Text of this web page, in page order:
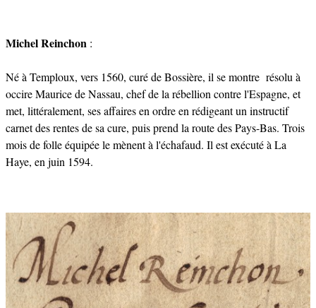
Michel Reinchon :
Né à Temploux, vers 1560, curé de Bossière, il se montre résolu à
occire Maurice de Nassau, chef de la rébellion contre l'Espagne, et
met, littéralement, ses affaires en ordre en rédigeant un instructif
carnet des rentes de sa cure, puis prend la route des Pays-Bas. Trois
mois de folle équipée le mènent à l'échafaud. Il est exécuté à La
Haye, en juin 1594.